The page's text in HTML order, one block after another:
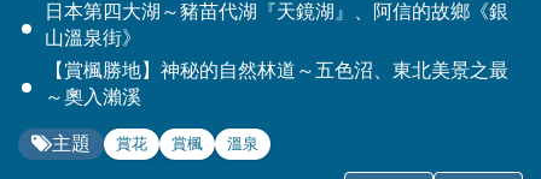
日本第四大湖～豬苗代湖『天鏡湖』、阿信的故鄉《銀
山溫泉街》
【賞楓勝地】神秘的自然林道～五色沼、東北美景之最
～奧入瀨溪
主題 賞花 賞楓 溫泉